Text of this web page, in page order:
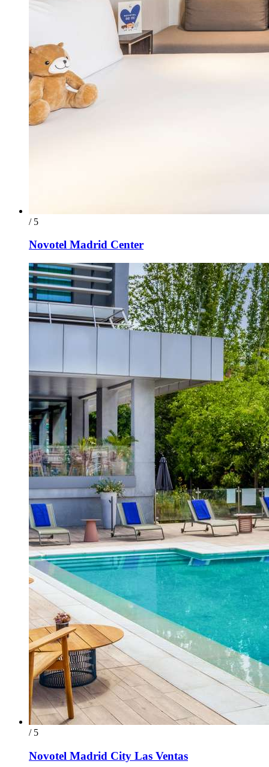
/ 5
Novotel Madrid Center
/ 5
Novotel Madrid City Las Ventas